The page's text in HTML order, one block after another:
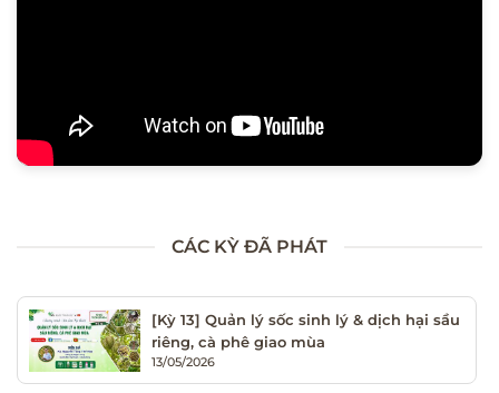
CÁC KỲ ĐÃ PHÁT
[Kỳ 13] Quản lý sốc sinh lý & dịch hại sầu
riêng, cà phê giao mùa
13/05/2026